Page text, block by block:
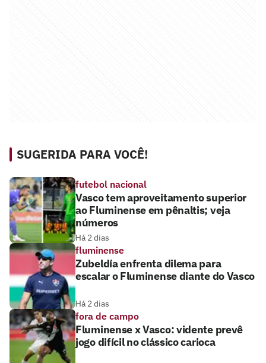
SUGERIDA PARA VOCÊ!
futebol nacional
Vasco tem aproveitamento superior
ao Fluminense em pênaltis; veja
números
Há 2 dias
fluminense
Zubeldía enfrenta dilema para
escalar o Fluminense diante do Vasco
Há 2 dias
fora de campo
Fluminense x Vasco: vidente prevê
jogo difícil no clássico carioca